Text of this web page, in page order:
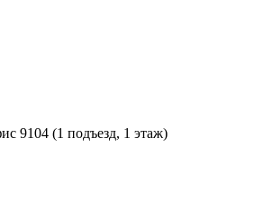
9104 (1 подъезд, 1 этаж)